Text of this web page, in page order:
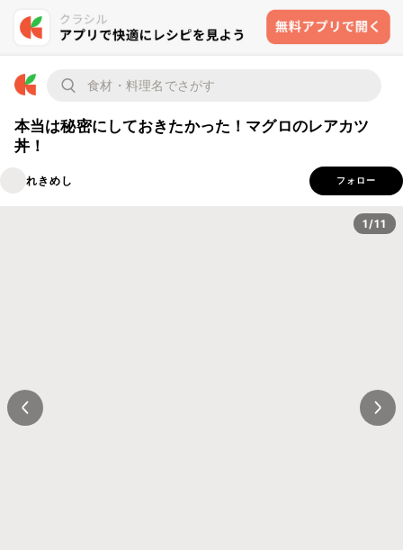
本当は秘密にしておきたかった！マグロのレアカツ
丼！
れきめし フォロー
1/11